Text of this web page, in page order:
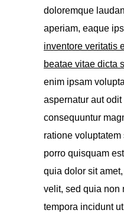
doloremque
aperiam, eaque
inventore veritatis
beatae vitae dicta
enim ipsam
aspernatur aut
consequuntur
ratione
porro quisquam
quia dolor sit
velit, sed quia non
tempora incidunt